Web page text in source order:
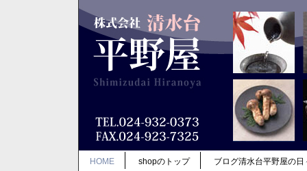
HOME shopのトップ ブログ清水台平野屋の日